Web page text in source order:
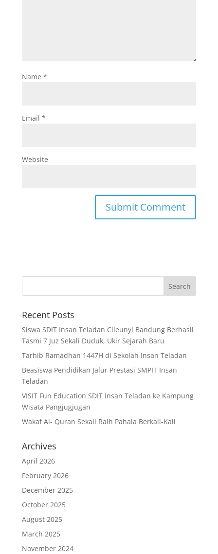
Name *
Email *
Website
Recent Posts
Siswa SDIT Insan Teladan Cileunyi Bandung Berhasil
Tasmi 7 Juz Sekali Duduk, Ukir Sejarah Baru
Tarhib Ramadhan 1447H di Sekolah Insan Teladan
Beasiswa Pendidikan Jalur Prestasi SMPIT Insan
Teladan
VISIT Fun Education SDIT Insan Teladan ke Kampung
Wisata Pangjugjugan
Wakaf Al- Quran Sekali Raih Pahala Berkali-Kali
Archives
April 2026
February 2026
December 2025
October 2025
August 2025
March 2025
November 2024